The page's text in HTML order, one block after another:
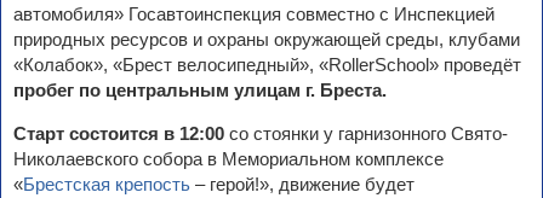
автомобиля» Госавтоинспекция совместно с Инспекцией
природных ресурсов и охраны окружающей среды, клубами
«Колабок», «Брест велосипедный», «RollerSchool» проведёт
пробег по центральным улицам г. Бреста.
Старт состоится в 12:00 со стоянки у гарнизонного Свято-
Николаевского собора в Мемориальном комплексе
«Брестская крепость – герой!», движение будет